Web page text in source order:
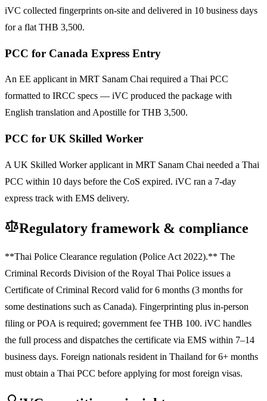
iVC collected fingerprints on-site and delivered in 10 business days
for a flat THB 3,500.
PCC for Canada Express Entry
An EE applicant in MRT Sanam Chai required a Thai PCC
formatted to IRCC specs — iVC produced the package with
English translation and Apostille for THB 3,500.
PCC for UK Skilled Worker
A UK Skilled Worker applicant in MRT Sanam Chai needed a Thai
PCC within 10 days before the CoS expired. iVC ran a 7-day
express track with EMS delivery.
Regulatory framework & compliance
**Thai Police Clearance regulation (Police Act 2022).** The
Criminal Records Division of the Royal Thai Police issues a
Certificate of Criminal Record valid for 6 months (3 months for
some destinations such as Canada). Fingerprinting plus in-person
filing or POA is required; government fee THB 100. iVC handles
the full process and dispatches the certificate via EMS within 7–14
business days. Foreign nationals resident in Thailand for 6+ months
must obtain a Thai PCC before applying for most foreign visas.